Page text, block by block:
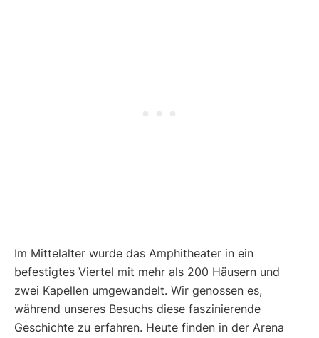
Im Mittelalter wurde das Amphitheater in ein
befestigtes Viertel mit mehr als 200 Häusern und
zwei Kapellen umgewandelt. Wir genossen es,
während unseres Besuchs diese faszinierende
Geschichte zu erfahren. Heute finden in der Arena